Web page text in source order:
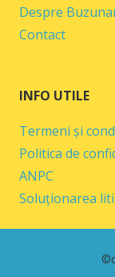
Despre
Contact
INFO UTILE
Termeni și
Politica de
ANPC
Soluționarea